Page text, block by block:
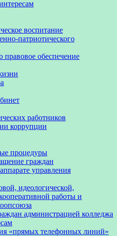
воспитание
патриотического
правовое обеспечение
работников
коррупции
процедуры
граждан
управления
идеологической,
работы и
администрацией колледжа
«прямых телефонных линий»